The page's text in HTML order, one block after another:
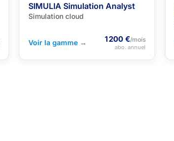
SIMULIA Simulation Analyst
Simulation cloud
Voir la gamme → 1 200 €/mois
abo. annuel